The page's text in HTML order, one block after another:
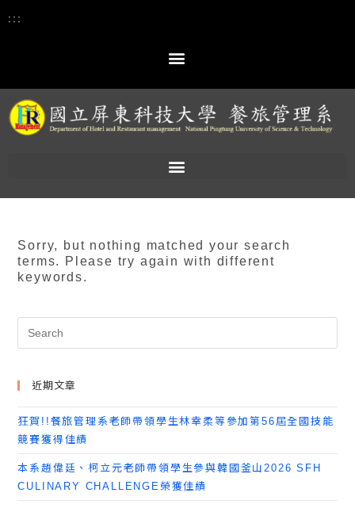
:::
Sorry, but nothing matched your search
terms. Please try again with different
keywords.
近期文章
狂賀!!餐旅管理系老師帶領學生林幸柔等參加第56屆全國技能
競賽獲得佳績
本系趙偉廷、柯立元老師帶領學生參與韓國釜山2026 SFH
CULINARY CHALLENGE榮獲佳績